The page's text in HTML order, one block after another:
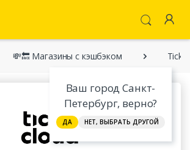
Ваш город Санкт-
Петербург, верно?
ДА НЕТ, ВЫБРАТЬ ДРУГОЙ
💸🔙 Магазины с кэшбэком